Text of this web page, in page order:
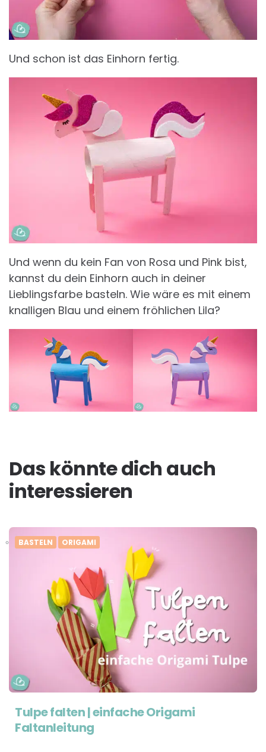
Und schon ist das Einhorn fertig.
Und wenn du kein Fan von Rosa und Pink bist,
kannst du dein Einhorn auch in deiner
Lieblingsfarbe basteln. Wie wäre es mit einem
knalligen Blau und einem fröhlichen Lila?
Das könnte dich auch
interessieren
BASTELN ORIGAMI
Tulpe falten | einfache Origami
Faltanleitung